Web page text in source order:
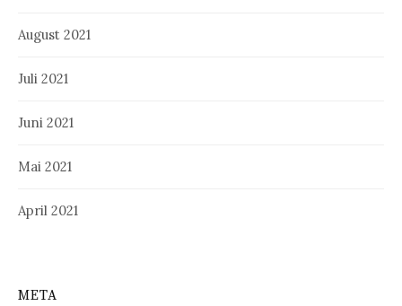
August 2021
Juli 2021
Juni 2021
Mai 2021
April 2021
META